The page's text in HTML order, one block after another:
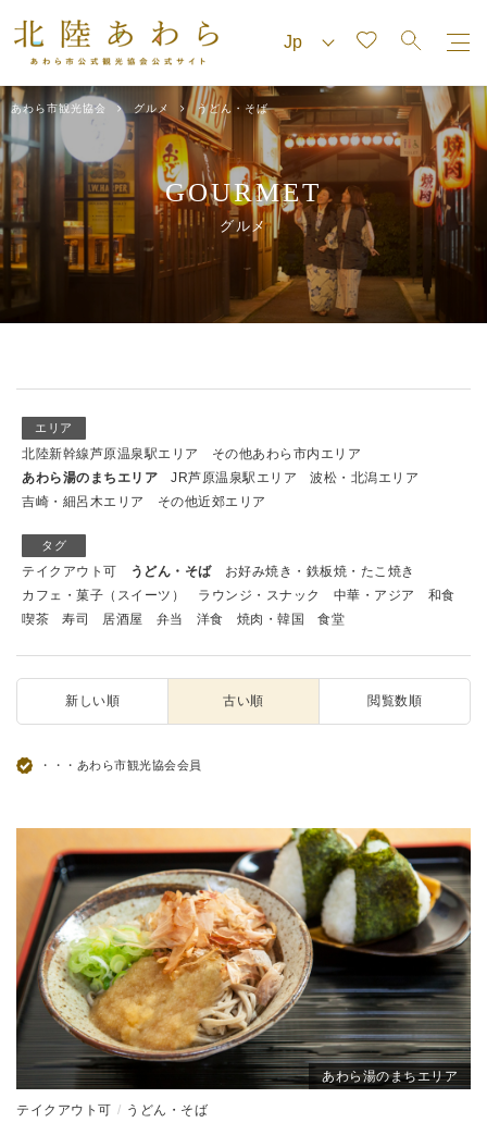
あわら市観光協会 グルメ うどん・そば
GOURMET
グルメ
エリア
北陸新幹線芦原温泉駅エリア
その他あわら市内エリア
あわら湯のまちエリア
JR芦原温泉駅エリア
波松・北潟エリア
吉崎・細呂木エリア
その他近郊エリア
タグ
テイクアウト可 うどん・そば
お好み焼き・鉄板焼・たこ焼き
カフェ・菓子（スイーツ）
ラウンジ・スナック 中華・アジア
和食
喫茶
寿司 居酒屋 弁当 洋食 焼肉・韓国 食堂
新しい順 古い順 閲覧数順
・・・あわら市観光協会会員
あわら湯のまちエリア
テイクアウト可 うどん・そば